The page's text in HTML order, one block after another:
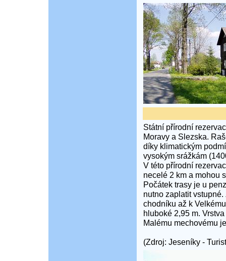
Státní přírodní
Moravy a Slezska.
díky klimatickým
vysokým srážkám
V této přírodní
necelé 2 km a mohou
Počátek trasy je u
nutno zaplatit
chodníku až k
hluboké 2,95 m.
Malému mechovému
(Zdroj: Jeseníky -